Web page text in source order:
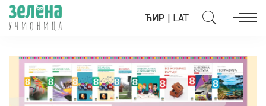
ЋИР | LAT